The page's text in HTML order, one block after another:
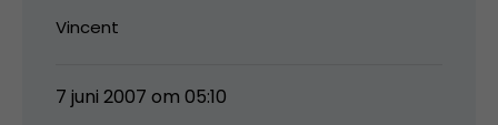
Vincent
7 juni 2007 om 05:10